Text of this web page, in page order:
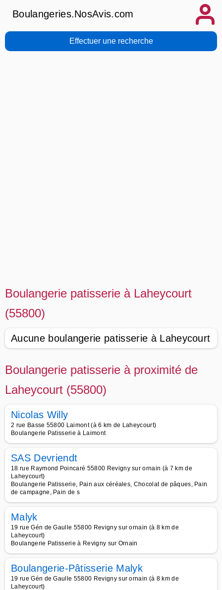
Boulangeries.NosAvis.com
Effectuer une recherche
Boulangerie patisserie à Laheycourt
(55800)
Aucune boulangerie patisserie à Laheycourt
Boulangerie patisserie à proximité de
Laheycourt (55800)
Nicolas Willy
2 rue Basse 55800 Laimont (à 6 km de Laheycourt)
Boulangerie Patisserie à Laimont
SAS Devriendt
18 rue Raymond Poincaré 55800 Revigny sur ornain (à 7 km de
Laheycourt)
Boulangerie Patisserie, Pain aux céréales, Chocolat de pâques, Pain
de campagne, Pain de s
Malyk
19 rue Gén de Gaulle 55800 Revigny sur ornain (à 8 km de
Laheycourt)
Boulangerie Patisserie à Revigny sur Ornain
Boulangerie-Pâtisserie Malyk
19 rue Gén de Gaulle 55800 Revigny sur ornain (à 8 km de
Laheycourt)